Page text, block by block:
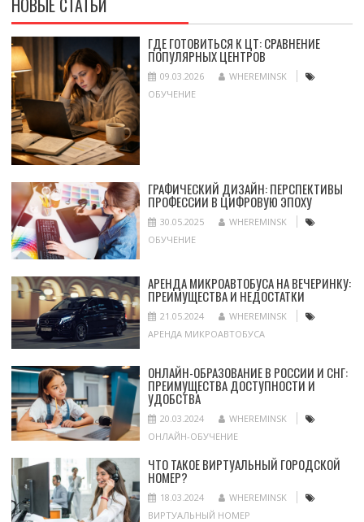
НОВЫЕ СТАТЬИ
ГДЕ ГОТОВИТЬСЯ К ЦТ: СРАВНЕНИЕ
ПОПУЛЯРНЫХ ЦЕНТРОВ
09.03.2026
WHEREMINSK
ОБУЧЕНИЕ
ГРАФИЧЕСКИЙ ДИЗАЙН: ПЕРСПЕКТИВЫ
ПРОФЕССИИ В ЦИФРОВУЮ ЭПОХУ
30.05.2025
WHEREMINSK
ОБУЧЕНИЕ
АРЕНДА МИКРОАВТОБУСА НА ВЕЧЕРИНКУ:
ПРЕИМУЩЕСТВА И НЕДОСТАТКИ
21.05.2024
WHEREMINSK
АРЕНДА МИКРОАВТОБУСА
ОНЛАЙН-ОБРАЗОВАНИЕ В РОССИИ И СНГ:
ПРЕИМУЩЕСТВА ДОСТУПНОСТИ И
УДОБСТВА
20.03.2024
WHEREMINSK
ОНЛАЙН-ОБУЧЕНИЕ
ЧТО ТАКОЕ ВИРТУАЛЬНЫЙ ГОРОДСКОЙ
НОМЕР?
18.03.2024
WHEREMINSK
ВИРТУАЛЬНЫЙ НОМЕР